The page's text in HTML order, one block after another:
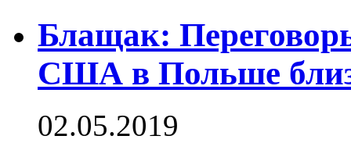
Блащак:
США в Польше
02.05.2019